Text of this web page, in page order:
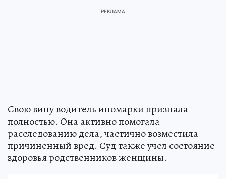
Свою вину водитель иномарки признала
полностью. Она активно помогала
расследованию дела, частично возместила
причиненный вред. Суд также учел состояние
здоровья родственников женщины.